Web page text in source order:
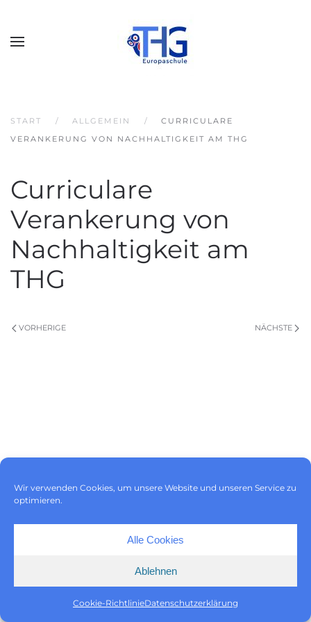
Wir verwenden Cookies, um unsere Website und unseren Service zu
optimieren.
Alle Cookies
Ablehnen
Cookie-RichtlinieDatenschutzerklärung
START ALLGEMEIN
CURRICULARE
VERANKERUNG VON NACHHALTIGKEIT AM THG
Curriculare
Verankerung von
Nachhaltigkeit am
THG
VORHERIGE NÄCHSTE
Cookie-Richtlinie (EU)